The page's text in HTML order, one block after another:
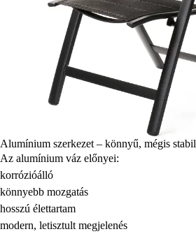
Alumínium szerkezet – könnyű, mégis stabil
Az alumínium váz előnyei:
korrózióálló
könnyebb mozgatás
hosszú élettartam
modern, letisztult megjelenés